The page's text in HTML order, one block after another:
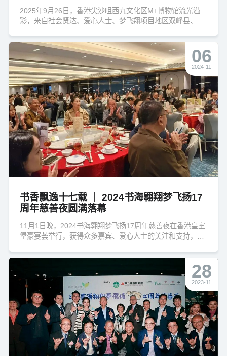
2025年9月26日，香港尖沙咀西九文化区M+博物馆流光溢
彩，来自社会贤达、爱心人士、梦飞翔项目地区双峰县、南
等近300人齐聚一堂，共同参与庆祝祖国成立七十六周年暨
2025书海翱翔梦飞扬18周年慈善夜活动。这场盛会，以深厚
的爱国情怀为依托，以慈善为行动核心，以精心规划的环
节，串联起基金自成立十八年以来的慈善历程，同时清晰呈
现出对未来发展的美好愿景。
书香飘逸十七载 ｜ 2024书海翱翔梦飞扬17
周年慈善夜圆满落幕
11月1日晚，2024书海翱翔梦飞扬17周年慈善夜在香港皇室
堡豪宴荟举行，获得众多嘉宾、爱心人士的关注和支持，同
参与此次盛会。
06
2024-11
28
2023-11